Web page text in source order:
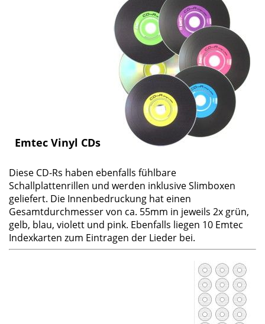
Emtec Vinyl CDs
Diese CD-Rs haben ebenfalls fühlbare
Schallplattenrillen und werden inklusive Slimboxen
geliefert. Die Innenbedruckung hat einen
Gesamtdurchmesser von ca. 55mm in jeweils 2x grün,
gelb, blau, violett und pink. Ebenfalls liegen 10 Emtec
Indexkarten zum Eintragen der Lieder bei.